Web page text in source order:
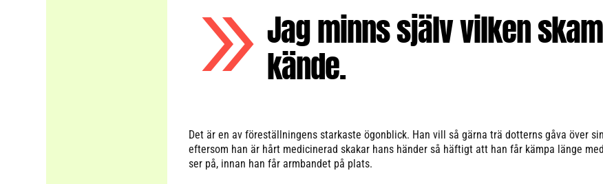
Jag minns själv vilken
kände.
Det är en av föreställningens starkaste ögonblick. Han vill så gärna trä dotterns gåva över
eftersom han är hårt medicinerad skakar hans händer så häftigt att han får kämpa länge
ser på, innan han får armbandet på plats.